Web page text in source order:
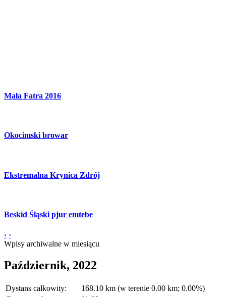
Mała Fatra 2016
Okocimski browar
Ekstremalna Krynica Zdrój
Beskid Śląski pjur emtebe
‹ ›
Wpisy archiwalne w miesiącu
Październik, 2022
Dystans całkowity:
168.10 km (w terenie 0.00 km; 0.00%)